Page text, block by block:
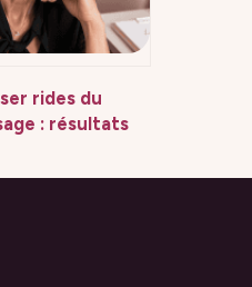
rides du
: résultats
réelle et